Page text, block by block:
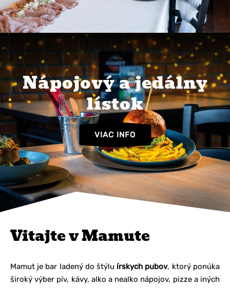
Nápojový a jedálny
lístok
VIAC INFO
Vitajte v Mamute
Mamut je bar ladený do štýlu írskych pubov, ktorý ponúka
široký výber pív, kávy, alko a nealko nápojov, pizze a iných